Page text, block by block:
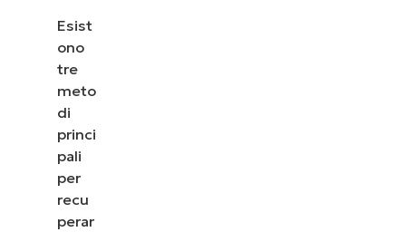
Esist
ono
tre
meto
di
princi
pali
per
recu
perar